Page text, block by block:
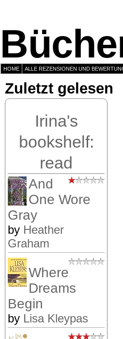
HOME ALLE REZENSIONEN UND
Zuletzt gelesen
Irina's
bookshelf:
read
And
One Wore
Gray
by Heather
Graham
Where
Dreams
Begin
by Lisa Kleypas